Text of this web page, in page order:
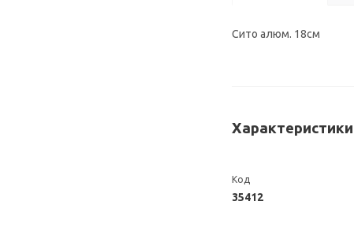
Сито алюм. 18см
Характеристики
Код
35412